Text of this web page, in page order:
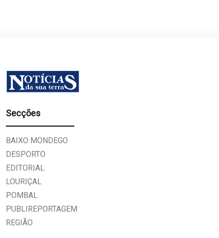
Secções
BAIXO MONDEGO
DESPORTO
EDITORIAL
LOURIÇAL
POMBAL
PUBLIREPORTAGEM
REGIÃO